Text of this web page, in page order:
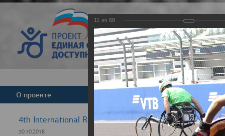
Версия для
О проекте Новости
4th International Rezept-Sport Wheelchair Half
30.10.2018
11 из 68